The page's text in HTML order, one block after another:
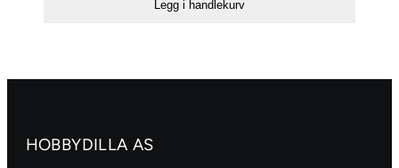
Legg i handlekurv
HOBBYDILLA AS